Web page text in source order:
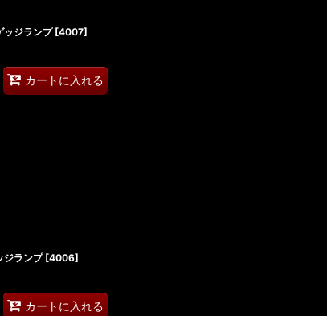
ジランプ [4007]
カートに入れる
ランプ [4006]
カートに入れる